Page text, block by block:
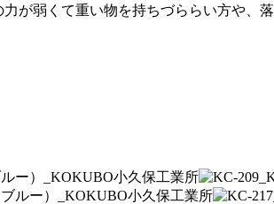
が弱くて重い物を持ちづららい方や、